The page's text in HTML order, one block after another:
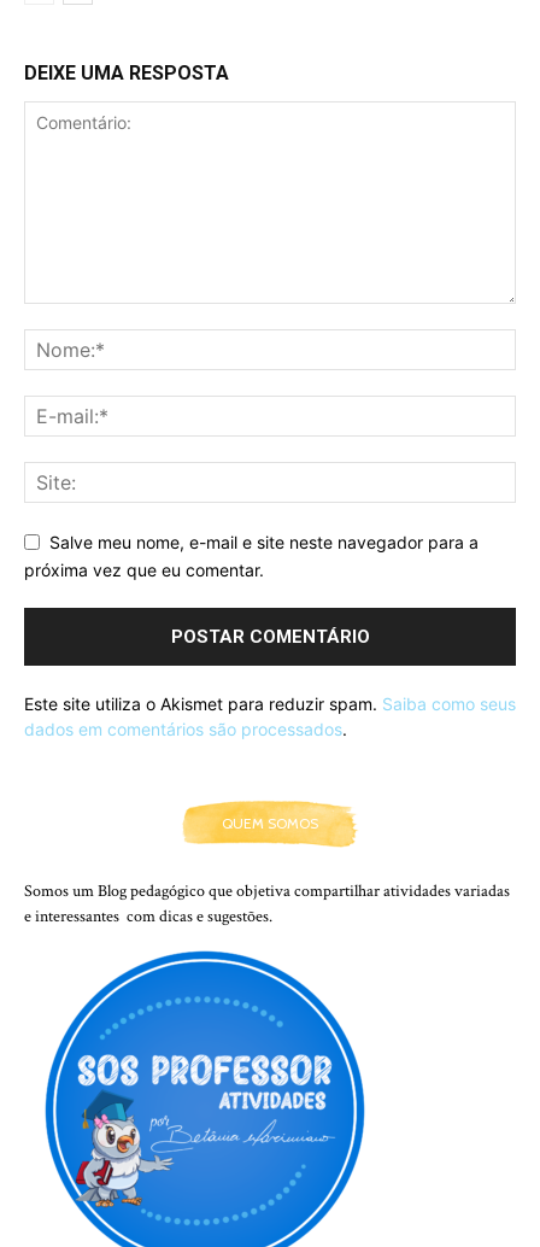
DEIXE UMA RESPOSTA
Salve meu nome, e-mail e site neste navegador para a
próxima vez que eu comentar.
Este site utiliza o Akismet para reduzir spam. Saiba como seus
dados em comentários são processados.
QUEM SOMOS
Somos um Blog pedagógico que objetiva compartilhar atividades variadas
e interessantes com dicas e sugestões.